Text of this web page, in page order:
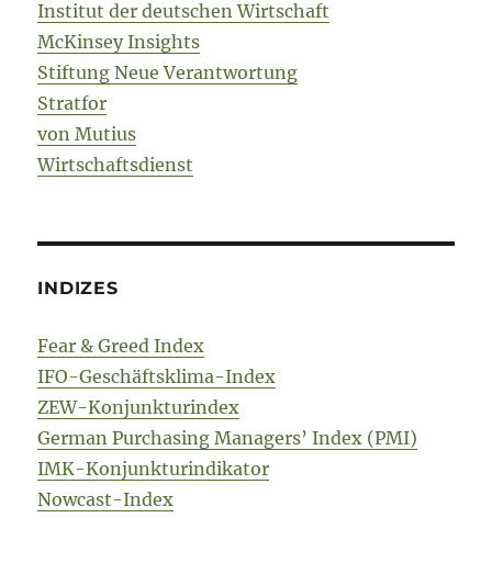
Institut der deutschen Wirtschaft
McKinsey Insights
Stiftung Neue Verantwortung
Stratfor
von Mutius
Wirtschaftsdienst
INDIZES
Fear & Greed Index
IFO-Geschäftsklima-Index
ZEW-Konjunkturindex
German Purchasing Managers’ Index (PMI)
IMK-Konjunkturindikator
Nowcast-Index